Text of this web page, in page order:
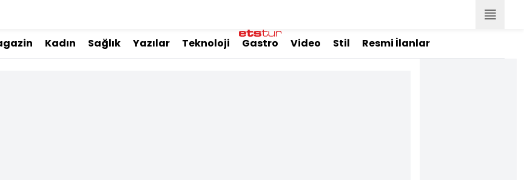
Kadın Sağlık Yazılar Teknoloji Gastro Video Stil Resmi İlanlar